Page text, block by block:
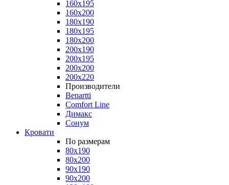
160x195
160x200
180x190
180x195
180x200
200x190
200x195
200x200
200x220
Производители
Benartti
Comfort Line
Димакс
Сонум
Кровати
По размерам
80x190
80x200
90x190
90x200